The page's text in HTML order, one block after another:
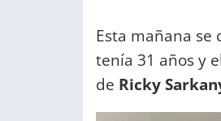
Esta mañana
tenía 31 años y
de Ricky